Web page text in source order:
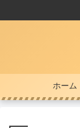
ホーム